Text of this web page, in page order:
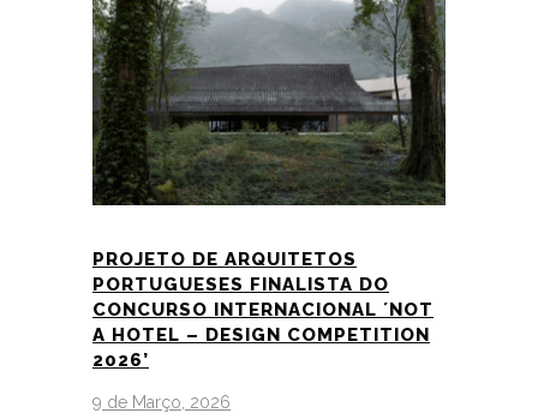
PROJETO DE ARQUITETOS
PORTUGUESES FINALISTA DO
CONCURSO INTERNACIONAL ´NOT
A HOTEL – DESIGN COMPETITION
2026’
9 de Março, 2026